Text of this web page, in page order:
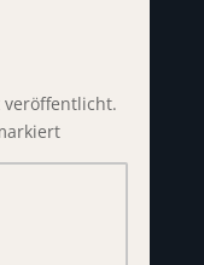
veröffentlicht.